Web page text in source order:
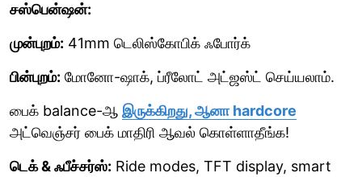
சஸ்பென்ஷன்:
முன்புறம்: 41mm டெலிஸ்கோபிக் ஃபோர்க்
பின்புறம்: மோனோ-ஷாக், ப்ரீலோட் அட்ஜஸ்ட் செய்யலாம்.
பைக் balance-ஆ இருக்கிறது, ஆனா hardcore
அட்வெஞ்சர் பைக் மாதிரி ஆவல் கொள்ளாதீங்க!
டெக் & ஃபீச்சர்ஸ்: Ride modes, TFT display, smart